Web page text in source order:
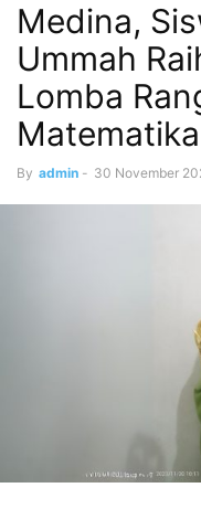
Medina,
Ummah
Lomba
By admin - 30 November